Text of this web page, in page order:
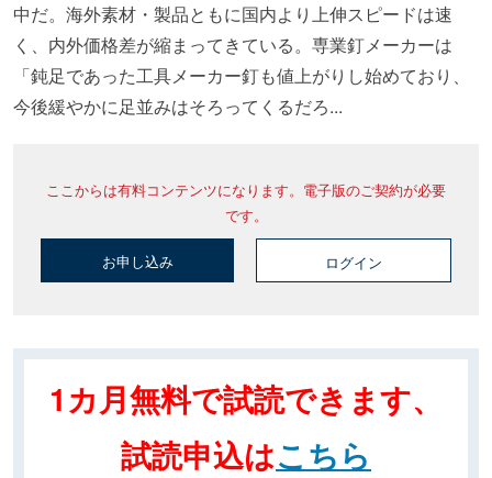
中だ。海外素材・製品ともに国内より上伸スピードは速
く、内外価格差が縮まってきている。専業釘メーカーは
「鈍足であった工具メーカー釘も値上がりし始めており、
今後緩やかに足並みはそろってくるだろ...
ここからは有料コンテンツになります。電子版のご契約が必要
です。
お申し込み ログイン
1カ月無料で試読できます、
試読申込はこちら